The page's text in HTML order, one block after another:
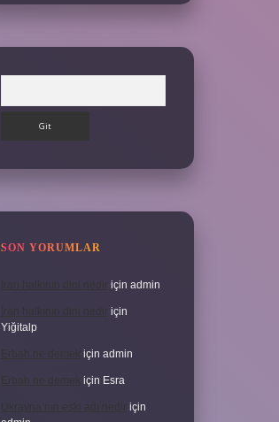
SON YORUMLAR
İran halkının dini nedir için admin
İran halkının dini nedir için
Yiğitalp
Erbah ne demek için admin
Erbah ne demek için Esra
Ukrayna’nın eski adı nedir için